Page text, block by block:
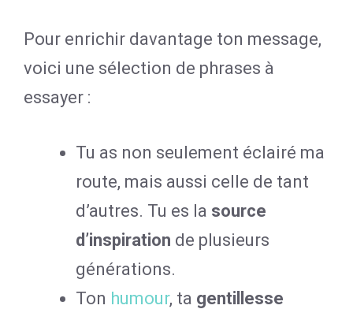
Pour enrichir davantage ton message,
voici une sélection de phrases à
essayer :
Tu as non seulement éclairé ma
route, mais aussi celle de tant
d’autres. Tu es la source
d’inspiration de plusieurs
générations.
Ton humour, ta gentillesse